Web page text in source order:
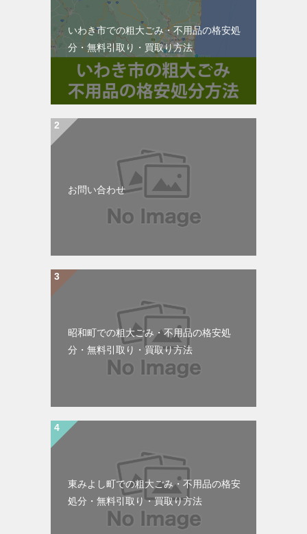
いわき市での粗大ごみ・不用品の格安処
分・無料引取り・買取り方法
お問い合わせ
昭和町での粗大ごみ・不用品の格安処
分・無料引取り・買取り方法
東みよし町での粗大ごみ・不用品の格安
処分・無料引取り・買取り方法